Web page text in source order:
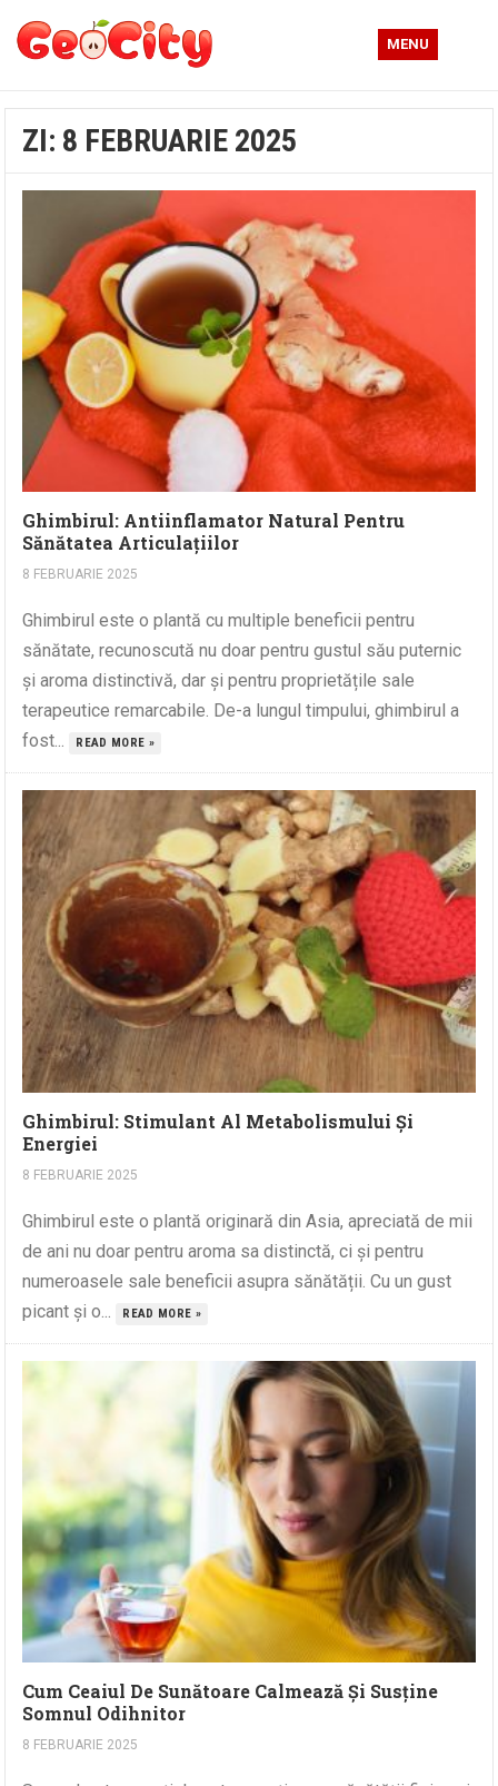
MENU
ZI: 8 FEBRUARIE 2025
Ghimbirul: Antiinflamator Natural Pentru
Sănătatea Articulațiilor
8 FEBRUARIE 2025
Ghimbirul este o plantă cu multiple beneficii pentru
sănătate, recunoscută nu doar pentru gustul său puternic
și aroma distinctivă, dar și pentru proprietățile sale
terapeutice remarcabile. De-a lungul timpului, ghimbirul a
fost...
READ MORE »
Ghimbirul: Stimulant Al Metabolismului Și
Energiei
8 FEBRUARIE 2025
Ghimbirul este o plantă originară din Asia, apreciată de mii
de ani nu doar pentru aroma sa distinctă, ci și pentru
numeroasele sale beneficii asupra sănătății. Cu un gust
picant și o...
READ MORE »
Cum Ceaiul De Sunătoare Calmează Și Susține
Somnul Odihnitor
8 FEBRUARIE 2025